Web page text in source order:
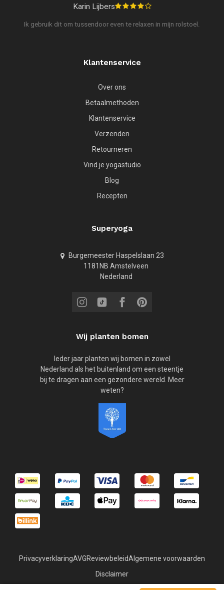
Karin Lijbers
Ik gebruik dit om tussendoor even te relaxen in mijn rolstoel.
Klantenservice
Over ons
Betaalmethoden
Klantenservice
Verzenden
Retourneren
Vind je yogastudio
Blog
Recepten
Superyoga
Burgemeester Haspelslaan 23
1181NB Amstelveen
Nederland
Wij planten bomen
Ieder jaar planten wij bomen in zowel
Nederland als het buitenland om een steentje
bij te dragen aan een gezondere wereld. Meer
weten?
PrivacyverklaringAVGReviewbeleidAlgemene voorwaarden
Disclaimer